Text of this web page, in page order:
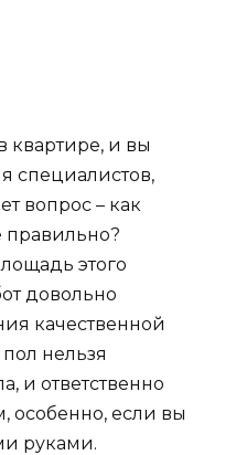
квартире, и вы
специалистов,
вопрос – как
правильно?
этого
довольно
качественной
нельзя
и ответственно
особенно, если вы
руками.